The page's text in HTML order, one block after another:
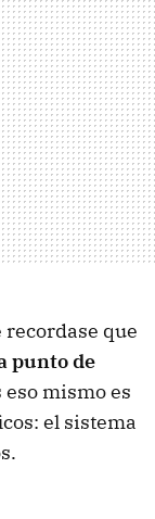
que
punto de
eso mismo es
el sistema